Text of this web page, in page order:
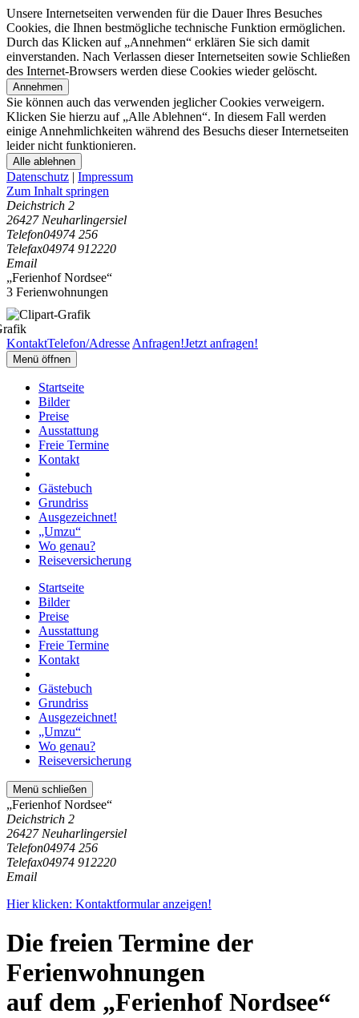
Unsere Internetseiten verwenden für die Dauer Ihres Besuches
Cookies, die Ihnen bestmögliche technische Funktion ermöglichen.
Durch das Klicken auf „Annehmen“ erklären Sie sich damit
einverstanden. Nach Verlassen dieser Internetseiten sowie Schließen
des Internet-Browsers werden diese Cookies wieder gelöscht.
Annehmen
Sie können auch das verwenden jeglicher Cookies verweigern.
Klicken Sie hierzu auf „Alle Ablehnen“. In diesem Fall werden
einige Annehmlichkeiten während des Besuchs dieser Internetseiten
leider nicht funktionieren.
Alle ablehnen
Datenschutz | Impressum
Zum Inhalt springen
Deichstrich 2
26427 Neuharlingersiel
Telefon04974 256
Telefax04974 912220
Email
„Ferienhof Nordsee“
3 Ferienwohnungen
KontaktTelefon/Adresse Anfragen!Jetzt anfragen!
Menü öffnen
Startseite
Bilder
Preise
Ausstattung
Freie Termine
Kontakt
Gästebuch
Grundriss
Ausgezeichnet!
„Umzu“
Wo genau?
Reiseversicherung
Startseite
Bilder
Preise
Ausstattung
Freie Termine
Kontakt
Gästebuch
Grundriss
Ausgezeichnet!
„Umzu“
Wo genau?
Reiseversicherung
Menü schließen
„Ferienhof Nordsee“
Deichstrich 2
26427 Neuharlingersiel
Telefon04974 256
Telefax04974 912220
Email
Hier klicken: Kontaktformular anzeigen!
Die freien Termine der
Ferienwohnungen
auf dem „Ferienhof Nordsee“